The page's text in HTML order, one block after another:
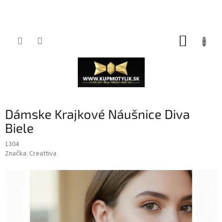
Dámske Krajkové Náušnice Diva
Biele
1304
Značka: Creattiva